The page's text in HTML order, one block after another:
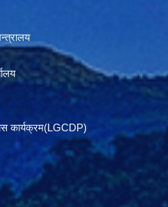
कार्यक्रम(LGCDP)